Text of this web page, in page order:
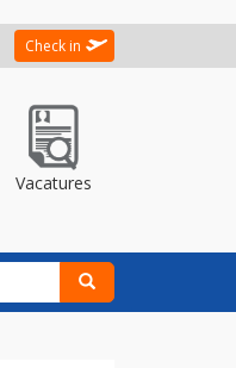
Check in
Vacatures